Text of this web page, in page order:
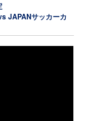
JAPANサッカーカ